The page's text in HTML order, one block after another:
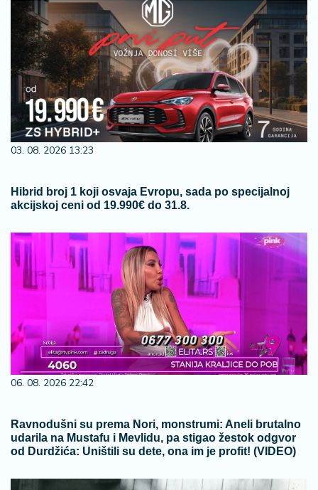
03. 08. 2026 13:23
Hibrid broj 1 koji osvaja Evropu, sada po specijalnoj
akcijskoj ceni od 19.990€ do 31.8.
06. 08. 2026 22:42
Ravnodušni su prema Nori, monstrumi: Aneli brutalno
udarila na Mustafu i Mevlidu, pa stigao žestok odgvor
od Durdžića: Uništili su dete, ona im je profit! (VIDEO)